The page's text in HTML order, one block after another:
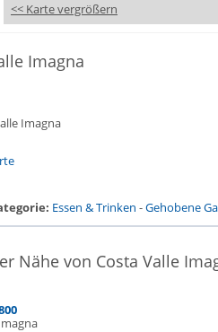
<< Karte vergrößern
Imagna
Imagna
Essen & Trinken -Gehobene
Nähe von Costa Valle